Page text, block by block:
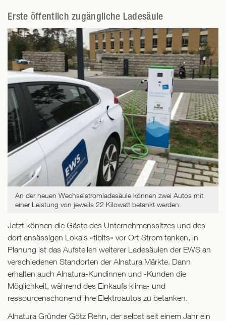
Erste öffentlich zugängliche Ladesäule
An der neuen Wechselstromladesäule können zwei Autos mit
einer Leistung von jeweils 22 Kilowatt betankt werden.
Jetzt können die Gäste des Unternehmenssitzes und des
dort ansässigen Lokals «tibits» vor Ort Strom tanken, in
Planung ist das Aufstellen weiterer Ladesäulen der EWS an
verschiedenen Standorten der Alnatura Märkte. Dann
erhalten auch Alnatura-Kundinnen und -Kunden die
Möglichkeit, während des Einkaufs klima- und
ressourcenschonend ihre Elektroautos zu betanken.
Alnatura Gründer Götz Rehn, der selbst seit einem Jahr ein